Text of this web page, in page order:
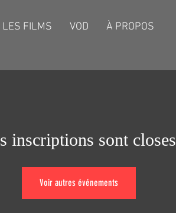
LES FILMS VOD À PROPOS
inscriptions sont closes
Voir autres événements